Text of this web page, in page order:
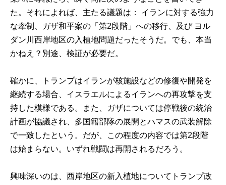
た。それによれば、主たる議題は： イランに対する強力
な牽制、ガザ和平案の「第2段階」への移行、及び ヨル
ダン川西岸地区の入植地問題だったそうだ。でも、本当
かねえ？別途、検証が必要だ。
確かに、トランプはイランが核施設などの修復や開発を
継続する場合、イスラエルによるイランへの再攻撃を支
持した模様である。また、ガザについては停戦後の統治
計画が協議され、多国籍部隊の展開とハマスの武装解除
で一致したという。だが、この程度の内容では第2段階
は始まらない。いずれ戦闘は再開されるだろう。
興味深いのは、西岸地区の新入植地についてトランプ政